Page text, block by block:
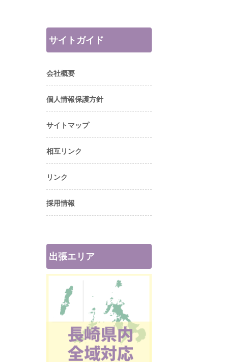
サイトガイド
会社概要
個人情報保護方針
サイトマップ
相互リンク
リンク
採用情報
出張エリア